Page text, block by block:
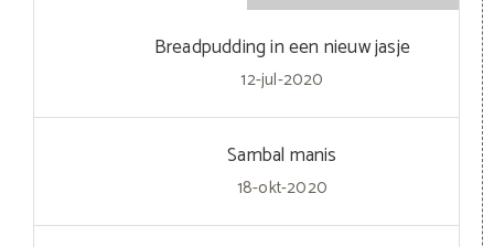
Breadpudding in een nieuw jasje
12-jul-2020
Sambal manis
18-okt-2020